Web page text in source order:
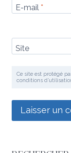
E-mail *
Site
Ce site est protégé
conditions